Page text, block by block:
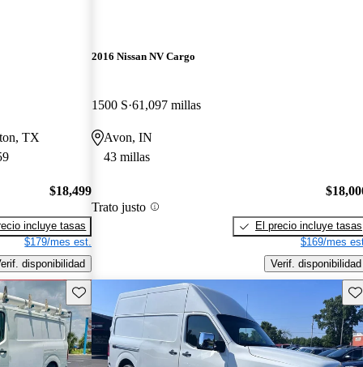
TX
$18,499
incluye tasas
$179/mes est.
disponibilidad
2016 Nissan NV Cargo
1500 S 61,097 millas
Avon, IN
43 millas
Trato justo
El precio incluye tasas
$169/mes
Verif. disponibilidad
Guarda este Aviso